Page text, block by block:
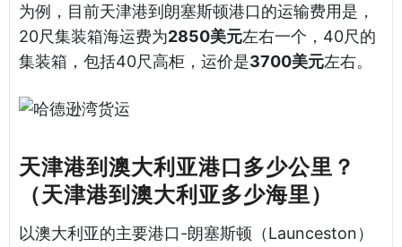
为例，目前天津港到朗塞斯顿港口的运输费用是，
20尺集装箱海运费为2850美元左右一个，40尺的
集装箱，包括40尺高柜，运价是3700美元左右。
天津港到澳大利亚港口多少公里？
（天津港到澳大利亚多少海里）
以澳大利亚的主要港口-朗塞斯顿（Launceston）